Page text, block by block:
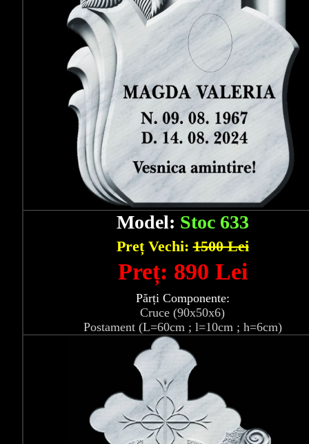
Model: Stoc 633
Preț Vechi:1500 Lei
Preț: 890 Lei
Părți Componente:
Cruce (90x50x6)
Postament (L=60cm ; l=10cm ; h=6cm)